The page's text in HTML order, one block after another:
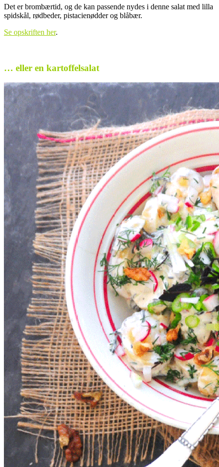
Det er brombærtid, og de kan passende nydes i denne salat med lilla
spidskål, rødbeder, pistacienødder og blåbær.
Se opskriften her.
… eller en kartoffelsalat